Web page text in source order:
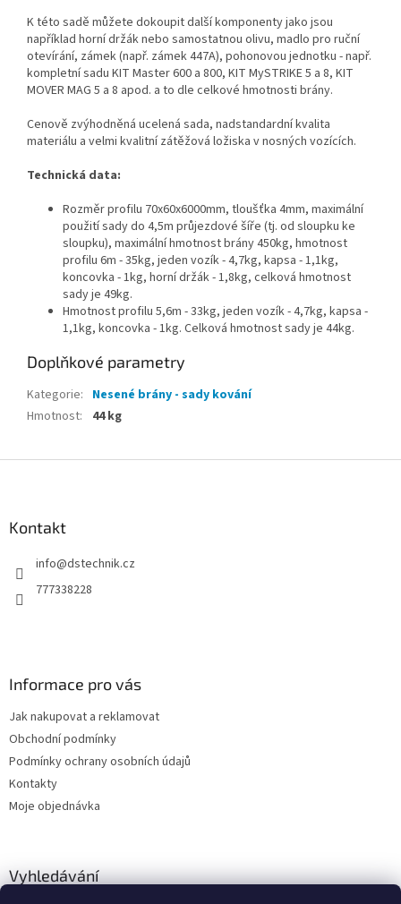
K této sadě můžete dokoupit další komponenty jako jsou
například horní držák nebo samostatnou olivu, madlo pro ruční
otevírání, zámek (např. zámek 447A), pohonovou jednotku - např.
kompletní sadu KIT Master 600 a 800, KIT MySTRIKE 5 a 8, KIT
MOVER MAG 5 a 8 apod. a to dle celkové hmotnosti brány.
Cenově zvýhodněná ucelená sada, nadstandardní kvalita
materiálu a velmi kvalitní zátěžová ložiska v nosných vozících.
Technická data:
Rozměr profilu 70x60x6000mm, tloušťka 4mm, maximální
použití sady do 4,5m průjezdové šíře (tj. od sloupku ke
sloupku), maximální hmotnost brány 450kg, hmotnost
profilu 6m - 35kg, jeden vozík - 4,7kg, kapsa - 1,1kg,
koncovka - 1kg, horní držák - 1,8kg, celková hmotnost
sady je 49kg.
Hmotnost profilu 5,6m - 33kg, jeden vozík - 4,7kg, kapsa -
1,1kg, koncovka - 1kg. Celková hmotnost sady je 44kg.
Doplňkové parametry
Kategorie: Nesené brány - sady kování
Hmotnost: 44 kg
Kontakt
info@dstechnik.cz
777338228
Informace pro vás
Jak nakupovat a reklamovat
Obchodní podmínky
Podmínky ochrany osobních údajů
Kontakty
Moje objednávka
Vyhledávání